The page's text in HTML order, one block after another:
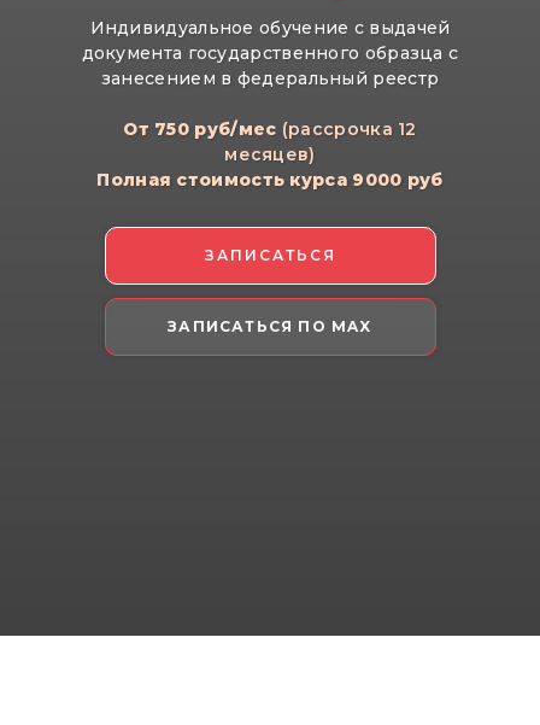
Индивидуальное обучение с выдачей
документа государственного образца с
занесением в федеральный реестр
От 750 руб/мес (рассрочка 12
месяцев)
Полная стоимость курса 9000 руб
ЗАПИСАТЬСЯ ПО MAX
ЗАПИСАТЬСЯ